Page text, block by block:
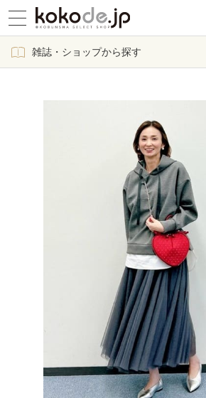
雑誌・ショップから探す